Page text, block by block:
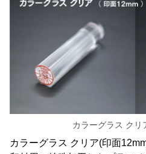
カラーグラス クリ
カラーグラス クリア(印面